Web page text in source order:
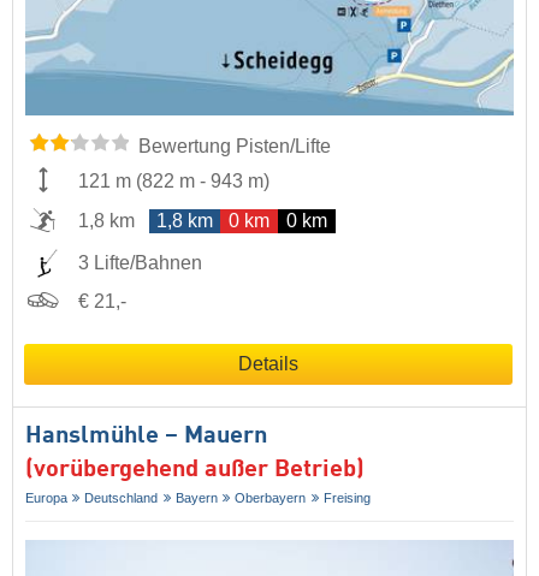
Bewertung Pisten/Lifte
121 m (822 m - 943 m)
1,8 km
1,8 km 0 km 0 km
3 Lifte/Bahnen
€ 21,-
Details
Hanslmühle – Mauern
(vorübergehend außer Betrieb)
Europa Deutschland Bayern Oberbayern Freising